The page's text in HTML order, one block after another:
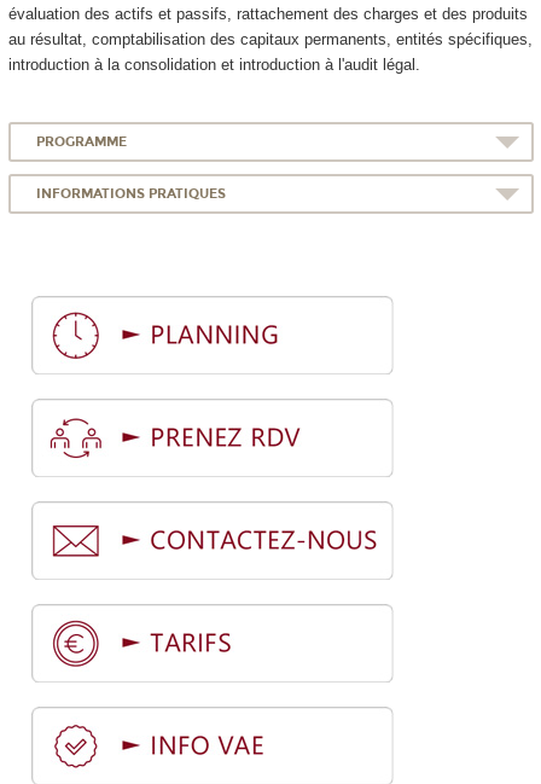
évaluation des actifs et passifs, rattachement des charges et des produits
au résultat, comptabilisation des capitaux permanents, entités spécifiques,
introduction à la consolidation et introduction à l'audit légal.
PROGRAMME
INFORMATIONS PRATIQUES